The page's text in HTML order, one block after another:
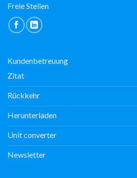
Freie Stellen
Kundenbetreuung
Zitat
Rückkehr
Herunterladen
Unit converter
Newsletter